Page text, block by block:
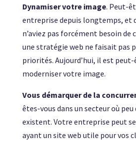
Dynamiser votre image. Peut-
entreprise depuis longtemps, et
n’aviez pas forcément besoin de
une stratégie web ne faisait pas
priorités. Aujourd’hui, il est
moderniser votre image.
Vous démarquer de la
êtes-vous dans un secteur où peu
existent. Votre entreprise peut
ayant un site web utile pour vos